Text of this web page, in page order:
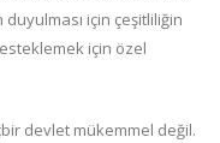
için çeşitliliğin
için özel
devlet mükemmel değil.